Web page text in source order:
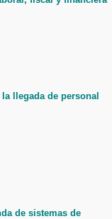
llegada de personal
de sistemas de